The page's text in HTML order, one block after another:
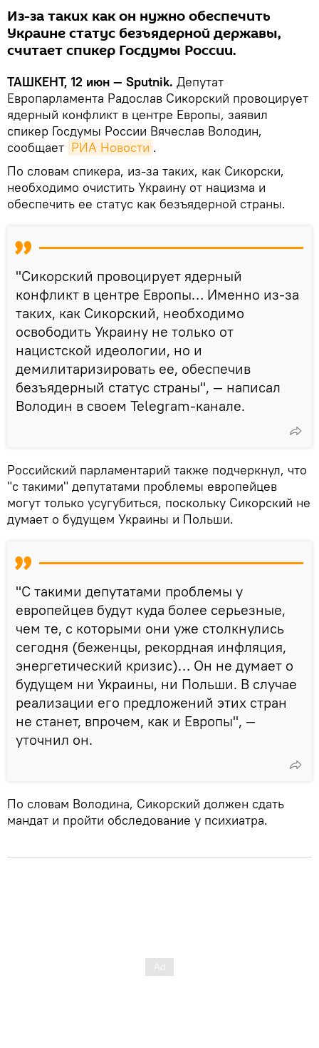
Из-за таких как он нужно обеспечить
Украине статус безъядерной державы,
считает спикер Госдумы России.
ТАШКЕНТ, 12 июн — Sputnik. Депутат
Европарламента Радослав Сикорский провоцирует
ядерный конфликт в центре Европы, заявил
спикер Госдумы России Вячеслав Володин,
сообщает РИА Новости .
По словам спикера, из-за таких, как Сикорски,
необходимо очистить Украину от нацизма и
обеспечить ее статус как безъядерной страны.
"Сикорский провоцирует ядерный
конфликт в центре Европы… Именно из-за
таких, как Сикорский, необходимо
освободить Украину не только от
нацистской идеологии, но и
демилитаризировать ее, обеспечив
безъядерный статус страны", — написал
Володин в своем Telegram-канале.
Российский парламентарий также подчеркнул, что
"с такими" депутатами проблемы европейцев
могут только усугубиться, поскольку Сикорский не
думает о будущем Украины и Польши.
"С такими депутатами проблемы у
европейцев будут куда более серьезные,
чем те, с которыми они уже столкнулись
сегодня (беженцы, рекордная инфляция,
энергетический кризис)… Он не думает о
будущем ни Украины, ни Польши. В случае
реализации его предложений этих стран
не станет, впрочем, как и Европы", —
уточнил он.
По словам Володина, Сикорский должен сдать
мандат и пройти обследование у психиатра.